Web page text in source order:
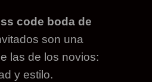
code boda de
son una
las de los novios:
y estilo.